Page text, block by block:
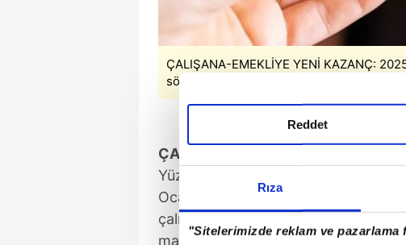
Rıza
"Sitelerimizde reklam ve pazarlama
Reddet
ÇALIŞANA-EMEKLİYE YENİ KAZANÇ:
sözleşmelerle neler değişecek? Hangi
ÇALIŞANLARA YENİ MAAŞ
Yüzde 30 zam ile net 22 bin 104 lira
Ocak itibariyle yürürlüğe girecek.
çalışanların da maaşları artacak.
maaşlarını yeniden belirleyecek.